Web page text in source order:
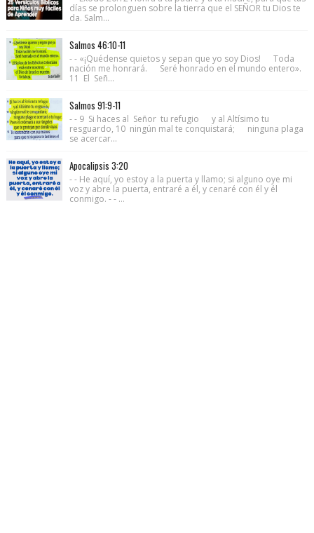
días se prolonguen sobre la tierra que el SEÑOR tu Dios te
da. Salm...
Salmos 46:10-11
- - «¡Quédense quietos y sepan que yo soy Dios! Toda
nación me honrará. Seré honrado en el mundo entero».
11 El Señ...
Salmos 91:9-11
- - 9 Si haces al Señor tu refugio y al Altísimo tu
resguardo, 10 ningún mal te conquistará; ninguna plaga
se acercar...
Apocalipsis 3:20
- - He aquí, yo estoy a la puerta y llamo; si alguno oye mi
voz y abre la puerta, entraré a él, y cenaré con él y él
conmigo. - - ...